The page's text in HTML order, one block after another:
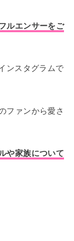
ルエンサーをご
ンスタグラムで
ファンから愛さ
や家族について